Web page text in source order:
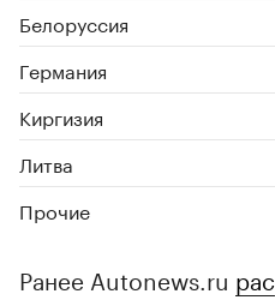
Белоруссия
Германия
Киргизия
Литва
Прочие
Ранее Autonews.ru рас